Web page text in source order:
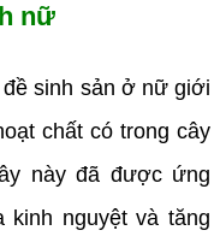
nữ
sinh sản ở nữ giới
chất có trong cây
này đã được ứng
nguyệt và tăng